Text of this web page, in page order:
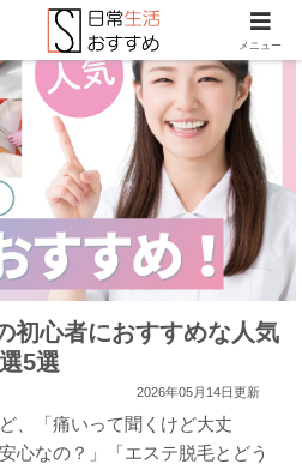
初心者におすすめな人気
5選
2026年05月14日更新
、「痛いって聞くけど大丈
心なの？」「エステ脱毛とどう
メニュー